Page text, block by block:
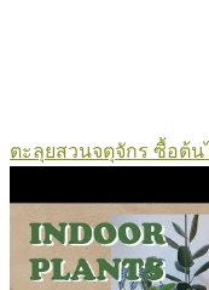
ตะลุยสวนจตุจักร ซื้อต้